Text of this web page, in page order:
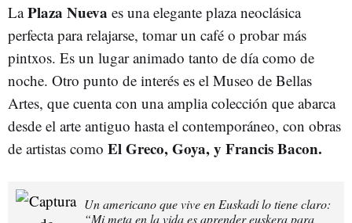
LaPlaza Nueva es una elegante plaza neoclásica
perfecta para relajarse, tomar un café o probar más
pintxos. Es un lugar animado tanto de día como de
noche. Otro punto de interés es el Museo de Bellas
Artes, que cuenta con una amplia colección que abarca
desde el arte antiguo hasta el contemporáneo, con obras
de artistas como El Greco, Goya, y Francis Bacon.
Un americano que vive en Euskadi lo tiene claro:
“Mi meta en la vida es aprender euskera para